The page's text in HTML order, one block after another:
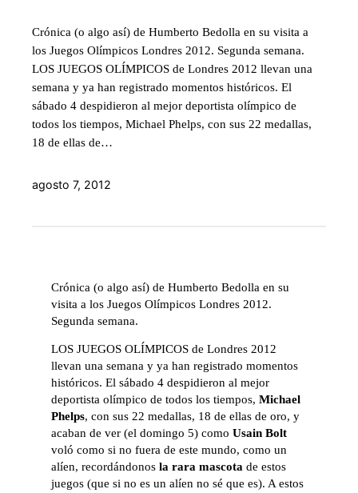
Crónica (o algo así) de Humberto Bedolla en su visita a
los Juegos Olímpicos Londres 2012. Segunda semana.
LOS JUEGOS OLÍMPICOS de Londres 2012 llevan una
semana y ya han registrado momentos históricos. El
sábado 4 despidieron al mejor deportista olímpico de
todos los tiempos, Michael Phelps, con sus 22 medallas,
18 de ellas de…
agosto 7, 2012
Crónica (o algo así) de Humberto Bedolla en su
visita a los Juegos Olímpicos Londres 2012.
Segunda semana.
LOS JUEGOS OLÍMPICOS de Londres 2012
llevan una semana y ya han registrado momentos
históricos. El sábado 4 despidieron al mejor
deportista olímpico de todos los tiempos,Michael
Phelps, con sus 22 medallas, 18 de ellas de oro, y
acaban de ver (el domingo 5) comoUsain Bolt
voló como si no fuera de este mundo, como un
alíen, recordándonosla rara mascota de estos
juegos (que si no es un alíen no sé que es). A estos